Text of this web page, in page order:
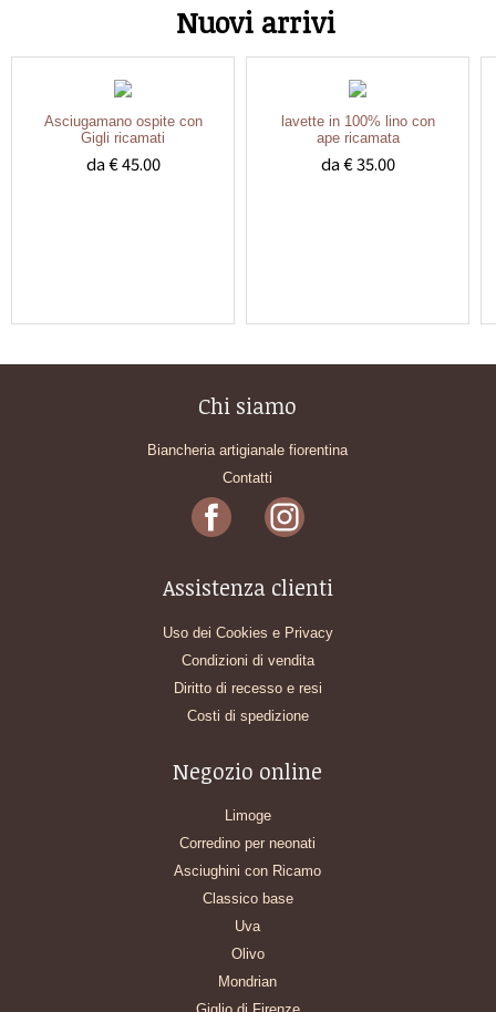
Nuovi arrivi
Asciugamano ospite con
Gigli ricamati
da € 45.00
lavette in 100% lino con
ape ricamata
da € 35.00
Chi siamo
Biancheria artigianale fiorentina
Contatti
Assistenza clienti
Uso dei Cookies e Privacy
Condizioni di vendita
Diritto di recesso e resi
Costi di spedizione
Negozio online
Limoge
Corredino per neonati
Asciughini con Ricamo
Classico base
Uva
Olivo
Mondrian